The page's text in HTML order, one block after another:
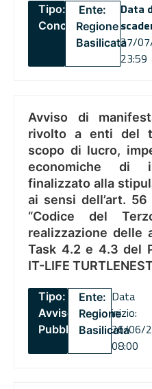
Tipo:
Concorsi
Ente:
Regione
Basilicata
Data
27/
23:59
Avviso di
rivolto a enti del
scopo di lucro,
economiche di
finalizzato alla
ai sensi dell’art.
“Codice del
realizzazione delle
Task 4.2 e 4.3 del
IT-LIFE
Tipo:
Avviso
Pubblico
Ente:
Regione
Basilicata
Data
inizio:
26/06/
08:00